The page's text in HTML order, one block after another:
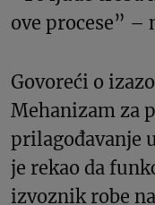
ove procese” –
Govoreći o
Mehanizam za
prilagođavanje
je rekao da
izvoznik robe